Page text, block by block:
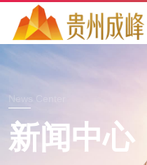
News Center
新闻中心